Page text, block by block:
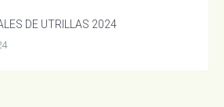
DE UTRILLAS 2024